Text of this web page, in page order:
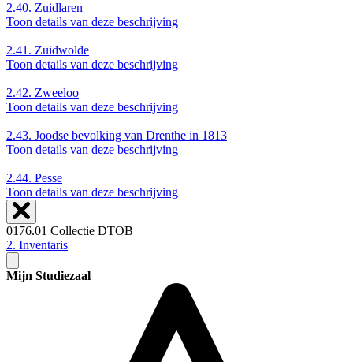
2.40. Zuidlaren
Toon details van deze beschrijving
2.41. Zuidwolde
Toon details van deze beschrijving
2.42. Zweeloo
Toon details van deze beschrijving
2.43. Joodse bevolking van Drenthe in 1813
Toon details van deze beschrijving
2.44. Pesse
Toon details van deze beschrijving
0176.01 Collectie DTOB
2. Inventaris
Mijn Studiezaal